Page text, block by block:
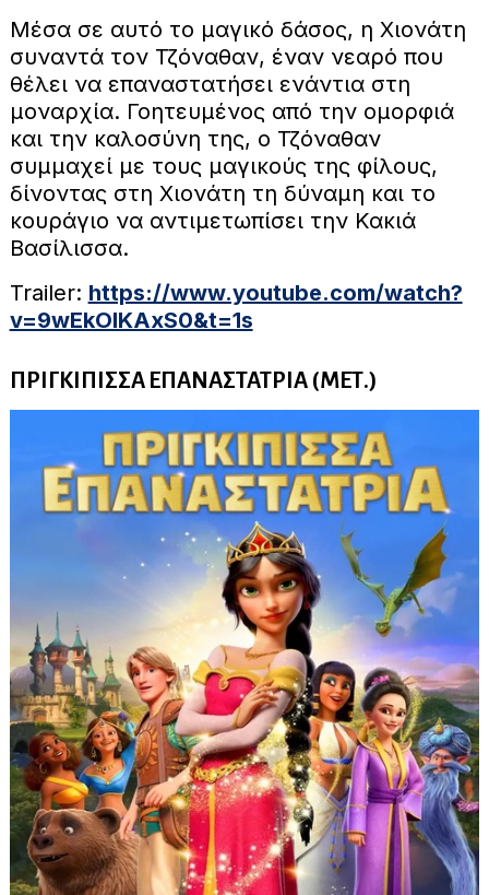
Μέσα σε αυτό το μαγικό δάσος, η Χιονάτη
συναντά τον Τζόναθαν, έναν νεαρό που
θέλει να επαναστατήσει ενάντια στη
μοναρχία. Γοητευμένος από την ομορφιά
και την καλοσύνη της, ο Τζόναθαν
συμμαχεί με τους μαγικούς της φίλους,
δίνοντας στη Χιονάτη τη δύναμη και το
κουράγιο να αντιμετωπίσει την Κακιά
Βασίλισσα.
Trailer: https://www.youtube.com/watch?
v=9wEkOlKAxS0&t=1s
ΠΡΙΓΚΙΠΙΣΣΑ ΕΠΑΝΑΣΤΑΤΡΙΑ (ΜΕΤ.)